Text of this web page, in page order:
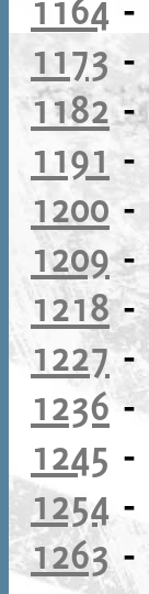
1173-
1182-
1191 -
1200 -
1209-
1218-
1227-
1236-
1245 -
1254 -
1263-